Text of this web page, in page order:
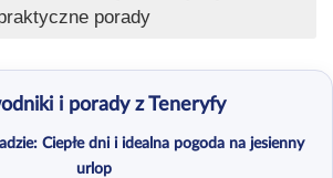
porady
i porady z Teneryfy
Ciepłe dni i idealna pogoda na jesienny
urlop